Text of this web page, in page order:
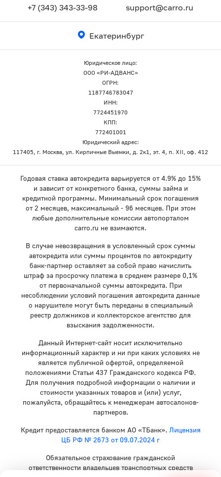
+7 (343) 343-33-98 support@carro.ru
Екатеринбург
Юридическое лицо:
ООО «РИ-АДВАНС»
ОГРН:
1187746783047
ИНН:
7724451970
КПП:
772401001
Юридический адрес:
117405, г. Москва, ул. Кирпичные Выемки, д. 2к1, эт. 4, п. XII, оф. 412
Годовая ставка автокредита варьируется от 4.9% до 15%
и зависит от конкретного банка, суммы займа и
кредитной программы. Минимальный срок погашения
от 2 месяцев, максимальный - 96 месяцев. При этом
любые дополнительные комиссии автопорталом
carro.ru не взимаются.
В случае невозвращения в условленный срок суммы
автокредита или суммы процентов по автокредиту
банк-партнер оставляет за собой право начислить
штраф за просрочку платежа в среднем размере 0,1%
от первоначальной суммы автокредита. При
несоблюдении условий погашения автокредита данные
о нарушителе могут быть переданы в специальный
реестр должников и коллекторское агентство для
взыскания задолженности.
Данный Интернет-сайт носит исключительно
информационный характер и ни при каких условиях не
является публичной офертой, определяемой
положениями Статьи 437 Гражданского кодекса РФ.
Для получения подробной информации о наличии и
стоимости указанных товаров и (или) услуг,
пожалуйста, обращайтесь к менеджерам автосалонов-
партнеров.
Кредит предоставляется банком АО «ТБанк». Лицензия
ЦБ РФ № 2673 от 09.07.2024 г
Обязательное страхование гражданской
ответственности владельцев транспортных средств